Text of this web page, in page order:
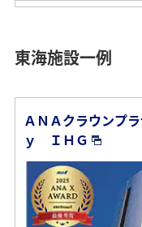
東海施設一例
ＡＮＡクラウンプ
ｙ ＩＨＧ